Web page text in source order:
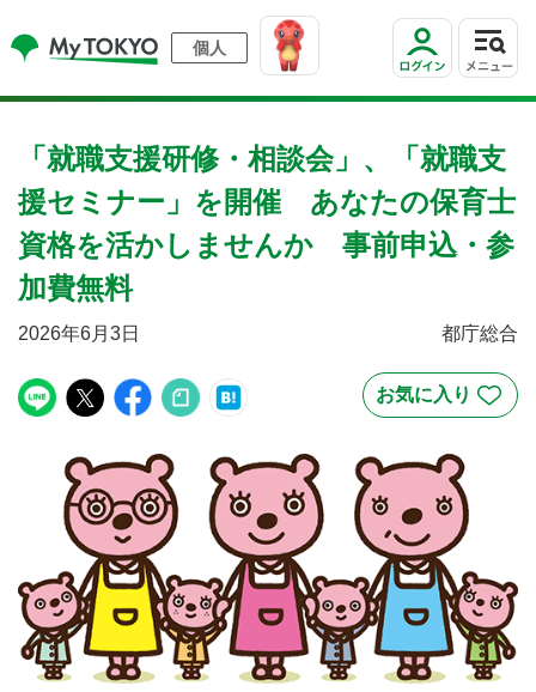
個人
「就職支援研修・相談会」、「就職支
援セミナー」を開催 あなたの保育士
資格を活かしませんか 事前申込・参
加費無料
2026年6月3日 都庁総合